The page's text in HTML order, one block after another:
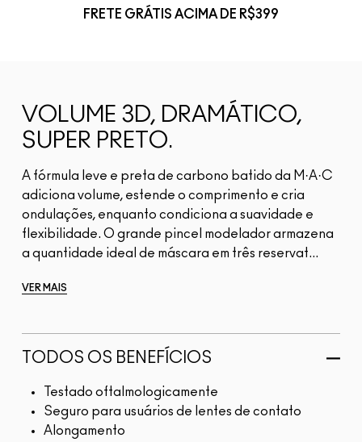
FRETE GRÁTIS ACIMA DE R$399
VOLUME 3D, DRAMÁTICO,
SUPER PRETO.
A fórmula leve e preta de carbono batido da M·A·C
adiciona volume, estende o comprimento e cria
ondulações, enquanto condiciona a suavidade e
flexibilidade. O grande pincel modelador armazena
a quantidade ideal de máscara em três reservat...
VER MAIS
TODOS OS BENEFÍCIOS
Testado oftalmologicamente
Seguro para usuários de lentes de contato
Alongamento